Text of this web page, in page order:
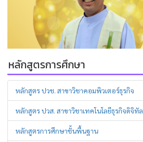
หลักสูตรการศึกษา
หลักสูตร ปวช. สาขาวิชาคอมพิวเตอร์ธุรกิจ
หลักสูตร ปวส. สาขาวิชาเทคโนโลยีธุรกิจดิจิทัล
หลักสูตรการศึกษาชั้นพื้นฐาน